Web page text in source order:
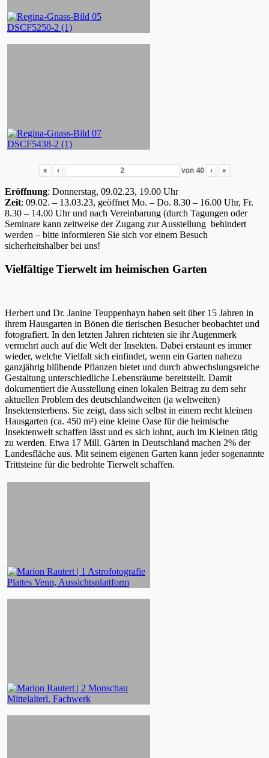
« ‹ von 40 › »
Eröffnung: Donnerstag, 09.02.23, 19.00 Uhr
Zeit: 09.02. – 13.03.23, geöffnet Mo. – Do. 8.30 – 16.00 Uhr, Fr.
8.30 – 14.00 Uhr und nach Vereinbarung (durch Tagungen oder
Seminare kann zeitweise der Zugang zur Ausstellung behindert
werden – bitte informieren Sie sich vor einem Besuch
sicherheitshalber bei uns!
Vielfältige Tierwelt im heimischen Garten
Herbert und Dr. Janine Teuppenhayn haben seit über 15 Jahren in
ihrem Hausgarten in Bönen die tierischen Besucher beobachtet und
fotografiert. In den letzten Jahren richteten sie ihr Augenmerk
vermehrt auch auf die Welt der Insekten. Dabei erstaunt es immer
wieder, welche Vielfalt sich einfindet, wenn ein Garten nahezu
ganzjährig blühende Pflanzen bietet und durch abwechslungsreiche
Gestaltung unterschiedliche Lebensräume bereitstellt. Damit
dokumentiert die Ausstellung einen lokalen Beitrag zu dem sehr
aktuellen Problem des deutschlandweiten (ja weltweiten)
Insektensterbens. Sie zeigt, dass sich selbst in einem recht kleinen
Hausgarten (ca. 450 m²) eine kleine Oase für die heimische
Insektenwelt schaffen lässt und es sich lohnt, auch im Kleinen tätig
zu werden. Etwa 17 Mill. Gärten in Deutschland machen 2% der
Landesfläche aus. Mit seinem eigenen Garten kann jeder sogenannte
Trittsteine für die bedrohte Tierwelt schaffen.